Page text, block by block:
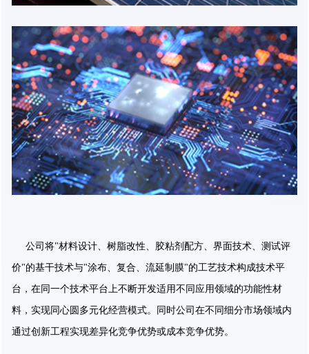
公司将"材料设计、树脂改性、胶粘剂配方、界面技术、测试评
价"的基干技术与"涂布、复合、流延制膜"的工艺技术构成技术平
台，在同一个技术平台上不断开发适用不同应用领域的功能性材
料，实现同心圆多元化经营模式。同时公司在不同细分市场领域内
通过创新工程实现差异化竞争优势或成本竞争优势。